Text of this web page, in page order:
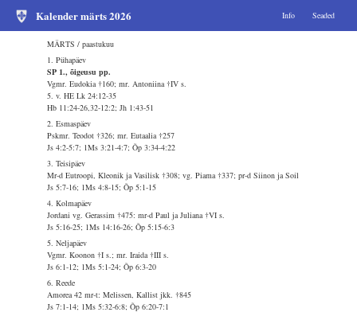
Kalender märts 2026 Info Seaded
MÄRTS / paastukuu
1. Pühapäev
SP 1., õigeusu pp.
Vgmr. Eudokia †160; mr. Antoniina †IV s.
5. v. HE Lk 24:12-35
Hb 11:24-26,32-12:2; Jh 1:43-51
2. Esmaspäev
Pskmr. Teodot †326; mr. Eutaalia †257
Js 4:2-5:7; 1Ms 3:21-4:7; Õp 3:34-4:22
3. Teisipäev
Mr-d Eutroopi, Kleonik ja Vasilisk †308; vg. Piama †337; pr-d Siinon ja Soil
Js 5:7-16; 1Ms 4:8-15; Õp 5:1-15
4. Kolmapäev
Jordani vg. Gerassim †475: mr-d Paul ja Juliana †VI s.
Js 5:16-25; 1Ms 14:16-26; Õp 5:15-6:3
5. Neljapäev
Vgmr. Koonon †I s.; mr. Iraida †III s.
Js 6:1-12; 1Ms 5:1-24; Õp 6:3-20
6. Reede
Amorea 42 mr-t: Melissen, Kallist jkk. †845
Js 7:1-14; 1Ms 5:32-6:8; Õp 6:20-7:1